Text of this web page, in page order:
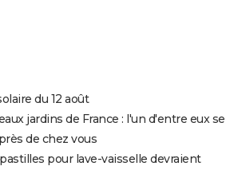
du 12 août
jardins de France : l'un d'entre eux se
de chez vous
pour lave-vaisselle devraient